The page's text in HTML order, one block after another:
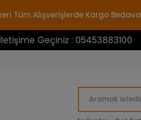
Tüm Alışverişlerde Kargo
: 05453883100